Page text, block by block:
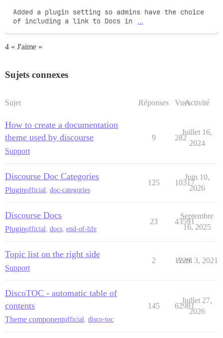
Added a plugin setting so admins have the choice
of including a link to Docs in
…
4 « J'aime »
Sujets connexes
Sujet Réponses VuesActivité
How to create a documentation
theme used by discourse
Support
9 282
Juillet 16,
2024
Discourse Doc Categories
Pluginofficial, doc-categories
125 10317
Juin 10,
2026
Discourse Docs
Pluginofficial, docs, end-of-life
23 43591
Septembre
16, 2025
Topic list on the right side
Support
2 1229
Avril 3, 2021
DiscoTOC - automatic table of
contents
Theme componentofficial, disco-toc
145 62981
Juillet 27,
2026